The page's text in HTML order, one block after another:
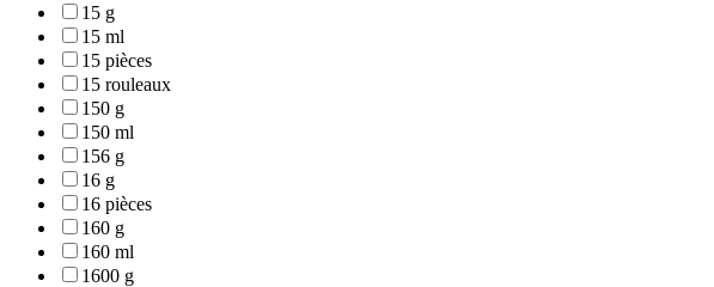
15 g
15 ml
15 pièces
15 rouleaux
150 g
150 ml
156 g
16 g
16 pièces
160 g
160 ml
1600 g